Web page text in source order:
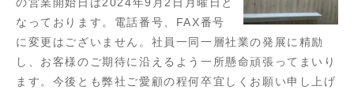
なっております。電話番号、FAX番号
に変更はございません。社員一同一層社業の発展に精励
し、お客様のご期待に沿えるよう一所懸命頑張ってまいり
ます。今後とも弊社ご愛顧の程何卒宜しくお願い申し上げ